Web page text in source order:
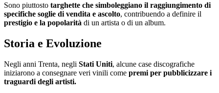
Sono piuttosto targhette che simboleggiano il raggiungimento di
specifiche soglie di vendita e ascolto, contribuendo a definire il
prestigio e la popolarità di un artista o di un album.
Storia e Evoluzione
Negli anni Trenta, negli Stati Uniti, alcune case discografiche
iniziarono a consegnare veri vinili come premi per pubblicizzare i
traguardi degli artisti.